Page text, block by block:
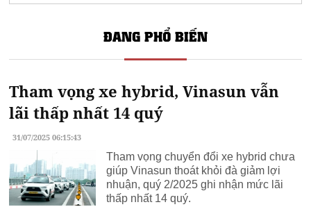
ĐANG PHỔ BIẾN
Tham vọng xe hybrid, Vinasun vẫn
lãi thấp nhất 14 quý
31/07/2025 06:15:43
Tham vọng chuyển đổi xe hybrid chưa
giúp Vinasun thoát khỏi đà giảm lợi
nhuận, quý 2/2025 ghi nhận mức lãi
thấp nhất 14 quý.